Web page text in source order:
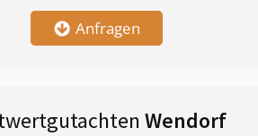
Anfragen
Wendorf